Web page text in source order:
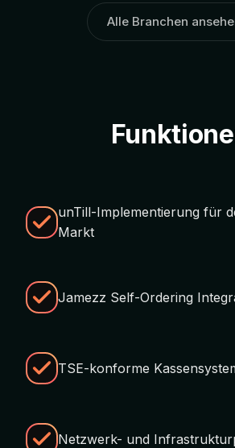
Alle Branchen
unTill-Implementierung für
Markt
Jamezz Self-Ordering
TSE-konforme
Netzwerk- und